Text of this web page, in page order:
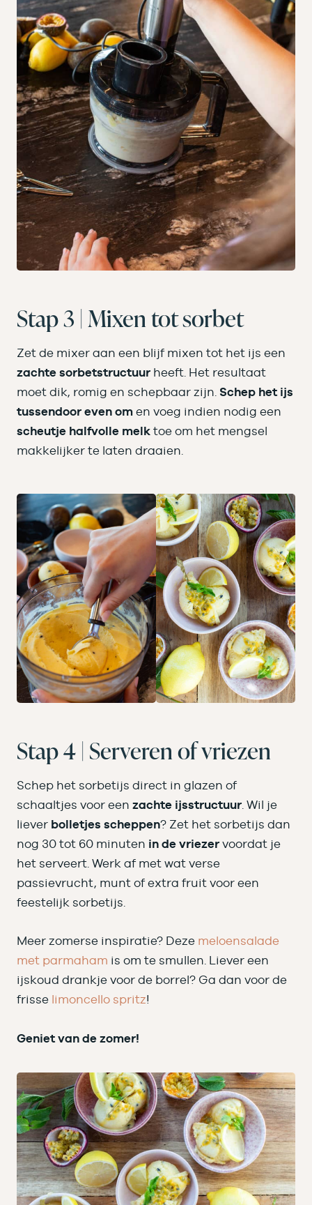
Stap 3 | Mixen tot sorbet
Zet de mixer aan een blijf mixen tot het ijs een
zachte sorbetstructuur heeft. Het resultaat
moet dik, romig en schepbaar zijn. Schep het ijs
tussendoor even om en voeg indien nodig een
scheutje halfvolle melk toe om het mengsel
makkelijker te laten draaien.
Stap 4 | Serveren of vriezen
Schep het sorbetijs direct in glazen of
schaaltjes voor een zachte ijsstructuur . Wil je
liever bolletjes scheppen? Zet het sorbetijs dan
nog 30 tot 60 minuten in de vriezer voordat je
het serveert. Werk af met wat verse
passievrucht, munt of extra fruit voor een
feestelijk sorbetijs.
Meer zomerse inspiratie? Deze meloensalade
met parmaham is om te smullen. Liever een
ijskoud drankje voor de borrel? Ga dan voor de
frisse limoncello spritz!
Geniet van de zomer!